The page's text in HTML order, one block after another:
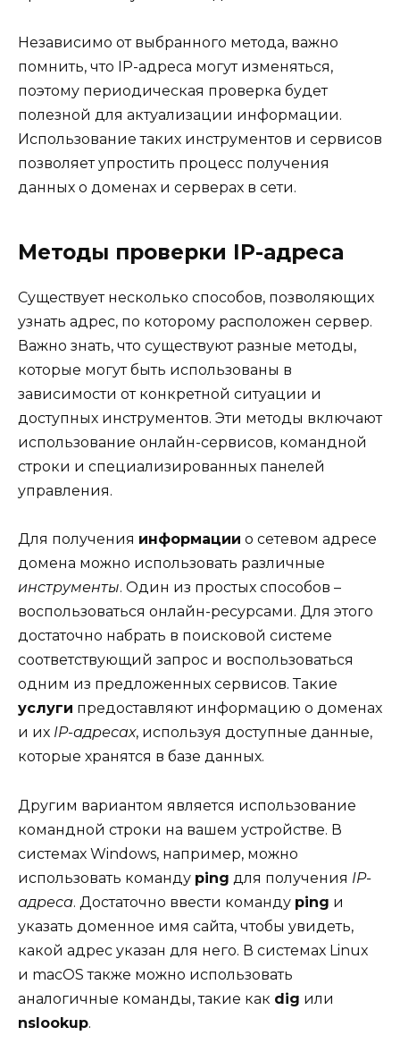
Независимо от выбранного метода, важно
помнить, что IP-адреса могут изменяться,
поэтому периодическая проверка будет
полезной для актуализации информации.
Использование таких инструментов и сервисов
позволяет упростить процесс получения
данных о доменах и серверах в сети.
Методы проверки IP-адреса
Существует несколько способов, позволяющих
узнать адрес, по которому расположен сервер.
Важно знать, что существуют разные методы,
которые могут быть использованы в
зависимости от конкретной ситуации и
доступных инструментов. Эти методы включают
использование онлайн-сервисов, командной
строки и специализированных панелей
управления.
Для получения информации о сетевом адресе
домена можно использовать различные
инструменты. Один из простых способов –
воспользоваться онлайн-ресурсами. Для этого
достаточно набрать в поисковой системе
соответствующий запрос и воспользоваться
одним из предложенных сервисов. Такие
услуги предоставляют информацию о доменах
и их IP-адресах, используя доступные данные,
которые хранятся в базе данных.
Другим вариантом является использование
командной строки на вашем устройстве. В
системах Windows, например, можно
использовать команду ping для получения IP-
адреса. Достаточно ввести команду ping и
указать доменное имя сайта, чтобы увидеть,
какой адрес указан для него. В системах Linux
и macOS также можно использовать
аналогичные команды, такие как dig или
nslookup.